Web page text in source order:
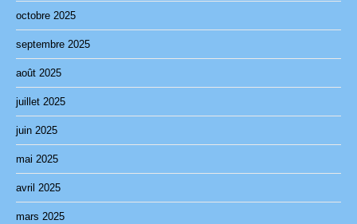
octobre 2025
septembre 2025
août 2025
juillet 2025
juin 2025
mai 2025
avril 2025
mars 2025